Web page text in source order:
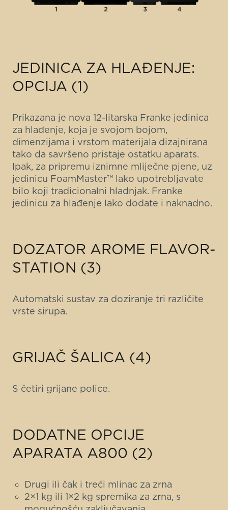
JEDINICA ZA HLAĐENJE:
OPCIJA (1)
Prikazana je nova 12-litarska Franke jedinica
za hlađenje, koja je svojom bojom,
dimenzijama i vrstom materijala dizajnirana
tako da savršeno pristaje ostatku aparats.
Ipak, za pripremu iznimne mliječne pjene, uz
jedinicu FoamMaster™ lako upotrebljavate
bilo koji tradicionalni hladnjak. Franke
jedinicu za hlađenje lako dodate i naknadno.
DOZATOR AROME FLAVOR-
STATION (3)
Automatski sustav za doziranje tri različite
vrste sirupa.
GRIJAČ ŠALICA (4)
S četiri grijane police.
DODATNE OPCIJE
APARATA A800 (2)
Drugi ili čak i treći mlinac za zrna
2×1 kg ili 1×2 kg spremika za zrna, s